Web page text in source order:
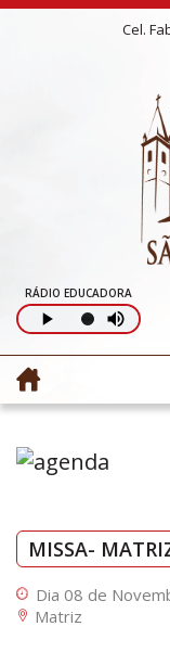
Cel.
RÁDIO EDUCADORA
MISSA-
Dia 08 de
Matriz